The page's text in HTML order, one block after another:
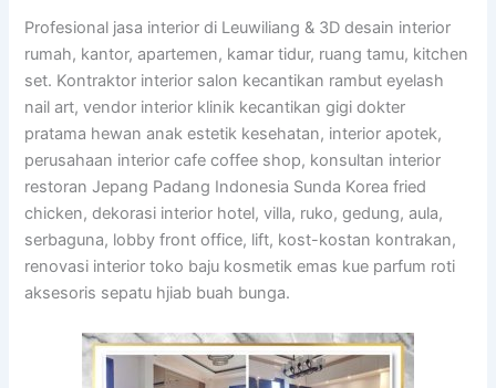
Profesional jasa interior di Leuwiliang & 3D desain interior
rumah, kantor, apartemen, kamar tidur, ruang tamu, kitchen
set. Kontraktor interior salon kecantikan rambut eyelash
nail art, vendor interior klinik kecantikan gigi dokter
pratama hewan anak estetik kesehatan, interior apotek,
perusahaan interior cafe coffee shop, konsultan interior
restoran Jepang Padang Indonesia Sunda Korea fried
chicken, dekorasi interior hotel, villa, ruko, gedung, aula,
serbaguna, lobby front office, lift, kost-kostan kontrakan,
renovasi interior toko baju kosmetik emas kue parfum roti
aksesoris sepatu hjiab buah bunga.